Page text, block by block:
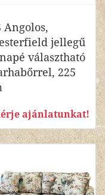
Angolos,
jellegű
választható
225
ajánlatunkat!